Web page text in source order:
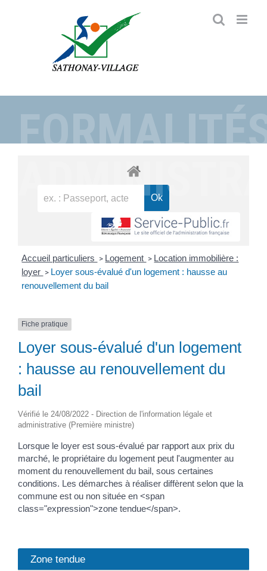
Accueil particuliers > Logement > Location immobilière :
loyer > Loyer sous-évalué d'un logement : hausse au
renouvellement du bail
Fiche pratique
Loyer sous-évalué d'un logement
: hausse au renouvellement du
bail
Vérifié le 24/08/2022 - Direction de l'information légale et
administrative (Première ministre)
Lorsque le loyer est sous-évalué par rapport aux prix du
marché, le propriétaire du logement peut l'augmenter au
moment du renouvellement du bail, sous certaines
conditions. Les démarches à réaliser diffèrent selon que la
commune est ou non située en <span
class="expression">zone tendue</span>.
Zone tendue